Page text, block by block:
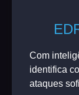
Com
identifica
ataques